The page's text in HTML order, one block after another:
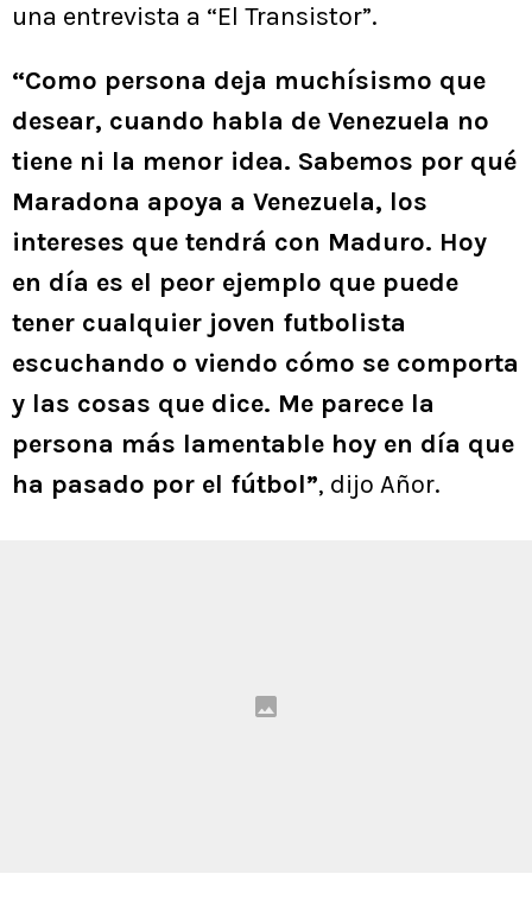
una entrevista a “El Transistor”.
“Como persona deja muchísismo que
desear, cuando habla de Venezuela no
tiene ni la menor idea. Sabemos por qué
Maradona apoya a Venezuela, los
intereses que tendrá con Maduro. Hoy
en día es el peor ejemplo que puede
tener cualquier joven futbolista
escuchando o viendo cómo se comporta
y las cosas que dice. Me parece la
persona más lamentable hoy en día que
ha pasado por el fútbol”, dijo Añor.